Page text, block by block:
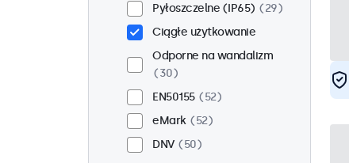
Pyłoszczelne (IP65)
29
Ciągłe użytkowanie
Odporne na wandalizm
30
EN50155
52
eMark
52
DNV
50